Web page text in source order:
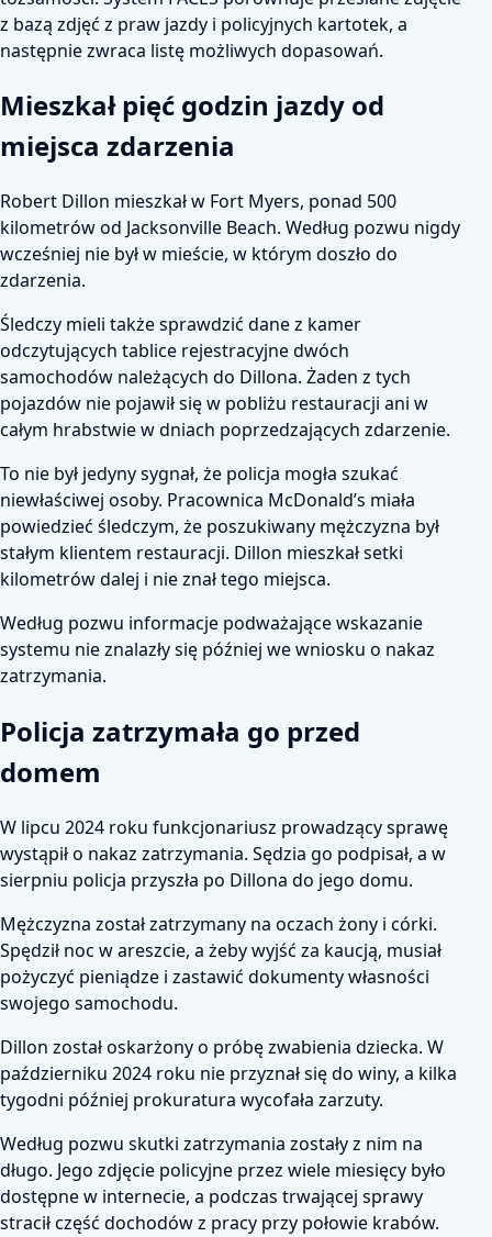
z bazą zdjęć z praw jazdy i policyjnych kartotek, a
następnie zwraca listę możliwych dopasowań.
Mieszkał pięć godzin jazdy od
miejsca zdarzenia
Robert Dillon mieszkał w Fort Myers, ponad 500
kilometrów od Jacksonville Beach. Według pozwu nigdy
wcześniej nie był w mieście, w którym doszło do
zdarzenia.
Śledczy mieli także sprawdzić dane z kamer
odczytujących tablice rejestracyjne dwóch
samochodów należących do Dillona. Żaden z tych
pojazdów nie pojawił się w pobliżu restauracji ani w
całym hrabstwie w dniach poprzedzających zdarzenie.
To nie był jedyny sygnał, że policja mogła szukać
niewłaściwej osoby. Pracownica McDonald’s miała
powiedzieć śledczym, że poszukiwany mężczyzna był
stałym klientem restauracji. Dillon mieszkał setki
kilometrów dalej i nie znał tego miejsca.
Według pozwu informacje podważające wskazanie
systemu nie znalazły się później we wniosku o nakaz
zatrzymania.
Policja zatrzymała go przed
domem
W lipcu 2024 roku funkcjonariusz prowadzący sprawę
wystąpił o nakaz zatrzymania. Sędzia go podpisał, a w
sierpniu policja przyszła po Dillona do jego domu.
Mężczyzna został zatrzymany na oczach żony i córki.
Spędził noc w areszcie, a żeby wyjść za kaucją, musiał
pożyczyć pieniądze i zastawić dokumenty własności
swojego samochodu.
Dillon został oskarżony o próbę zwabienia dziecka. W
październiku 2024 roku nie przyznał się do winy, a kilka
tygodni później prokuratura wycofała zarzuty.
Według pozwu skutki zatrzymania zostały z nim na
długo. Jego zdjęcie policyjne przez wiele miesięcy było
dostępne w internecie, a podczas trwającej sprawy
stracił część dochodów z pracy przy połowie krabów.